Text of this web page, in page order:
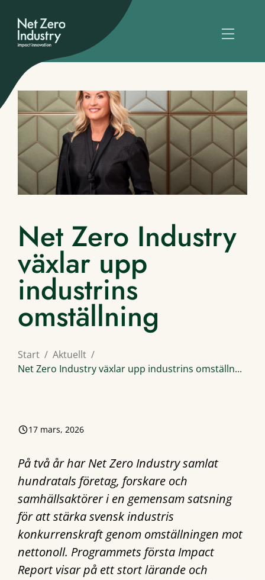
Net Zero Industry
växlar upp
industrins
omställning
Start
Aktuellt
Net Zero Industry växlar upp industrins omställn...
17 mars, 2026
På två år har Net Zero Industry samlat
hundratals företag, forskare och
samhällsaktörer i en gemensam satsning
för att stärka svensk industris
konkurrenskraft genom omställningen mot
nettonoll. Programmets första Impact
Report visar på ett stort lärande och